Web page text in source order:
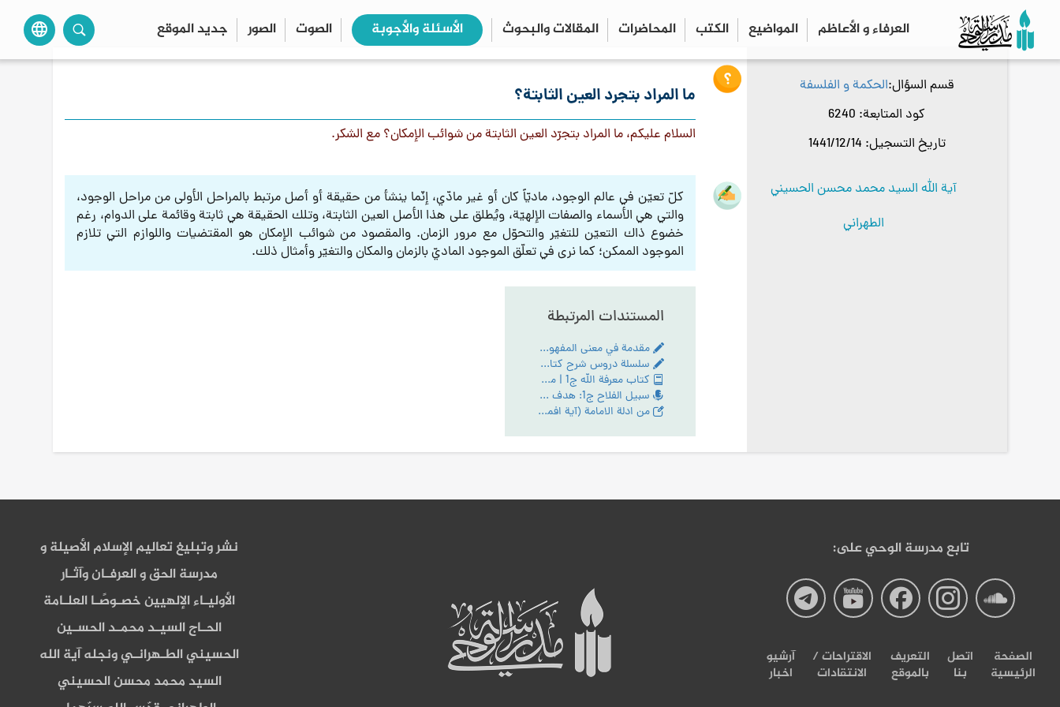
العرفاء و الأعاظم المواضیع الكتب المحاضرات المقالات والبحوث الأسئلة والأجوبة الصوت الصور جديد الموقع language search
close
قسم السؤال الحكمة و الفلسفة
كود المتابعة
تاريخ التسجيل
آية الله السيد محمد محسن الحسيني
الطهراني
ما المراد بتجرد العين الثابتة؟
السلام عليكم، ما المراد بتجرّد العين الثابتة من شوائب الإمكان؟ مع الشكر.
كلّ تعيّن في عالم الوجود، ماديّاً كان أو غير مادّي، إنّما ينشأ من حقيقة أو أصل مرتبط بالمراحل الأولى من مراحل الوجود،
والتي هي الأسماء والصفات الإلهيّة، ويُطلق على هذا الأصل العين الثابتة، وتلك الحقيقة هي ثابتة وقائمة على الدوام، رغم
خضوع ذاك التعيّن للتغيّر والتحوّل مع مرور الزمان. والمقصود من شوائب الإمكان هو المقتضيات واللوازم التي تلازم
الموجود الممكن؛ كما نرى في تعلّق الموجود الماديّ بالزمان والمكان والتغيّر وأمثال ذلك.
المستندات المرتبطة
مقدمة في معنى المفهوم و المنطوق
سلسلة دروس شرح كتاب الأسفار الأربعة، مقدّمة الشارح
كتاب معرفة الله ج1 | مع PDF
سبيل الفلاح ج1: هدف الله تعالى وغايته من خلق الانسان
من ادلة الامامة (آية افمن يهدي الي الحق... ومبدا لزوم اتباع الحق)
نشر وتبليغ تعاليم الإسلام الأصيلة و
مدرسة الحق و العرفـان وآثـار
الأوليـاء الإلهيين خصـوصًـا العلـامة
الحـاج السيـد محمـد الحسـين
الحسيني الطـهرانـي ونجله آية الله
السيد محمد محسن الحسيني
تابع مدرسة الوحي على:
صفحة
مدرسة
صفحة
مدرسة
صفحة
مدرسة
صفحة
مدرسة
صفحة
مدرسة
الصفحة
الرئيسية
اتصل
بنا
التعریف
بالموقع
الاقتراحات /
الانتقادات
آرشیو
اخبار